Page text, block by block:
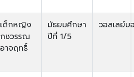
เด็กหญิง
กชวรรณ
อาจฤทธิ์
มัธยมศึกษา
ปีที่ 1/5
วอลเลย์บ